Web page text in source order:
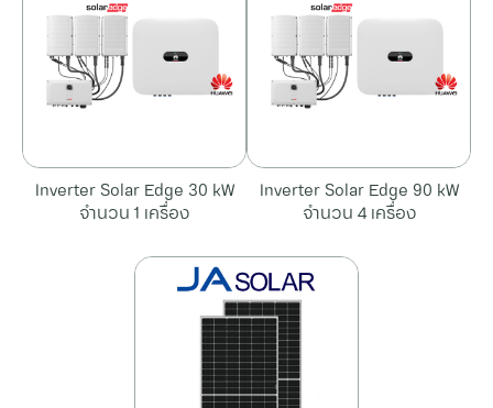
Inverter Solar Edge 30 kW
จำนวน 1 เครื่อง
Inverter Solar Edge 90 kW
จำนวน 4 เครื่อง